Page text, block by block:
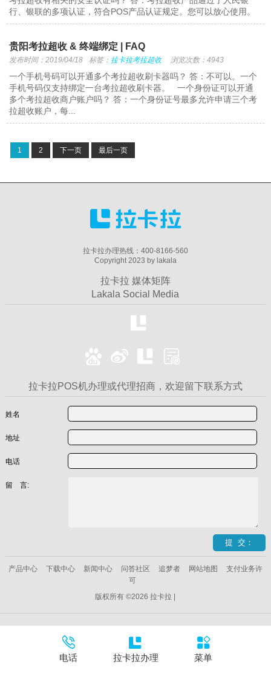
行、银联的多项认证，符合POS产品认证规定。您可以放心使用。
贵阳考拉超收 & 终端绑定 | FAQ
发布时间：2019/04/18 标签： 拉卡拉考拉超收 浏览次数：4943
一个手机号码可以开通多个考拉超收刷卡器吗？ 答：不可以。一个
手机号码仅支持绑定一台考拉超收刷卡器。 一个身份证可以开通
多个考拉超收商户账户吗？ 答：一个身份证号最多允许申请三个考
拉超收账户，每...
1 2 下一页 最后一页
拉卡拉办理热线：400-8166-560
Copyright 2023 by lakala
拉卡拉 媒体矩阵
Lakala Social Media
拉卡拉POS机办理或代理招商，欢迎留下联系方式
姓名
地址
电话
留 言:
产品中心 下载中心 新闻中心 问答社区 追梦者 网站地图
支付业务许
可
版权所有 ©2026 拉卡拉 |
电话 拉卡拉办理 菜单